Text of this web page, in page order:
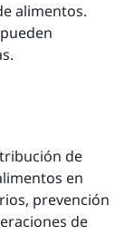
alimentos.
de
en
prevención
de